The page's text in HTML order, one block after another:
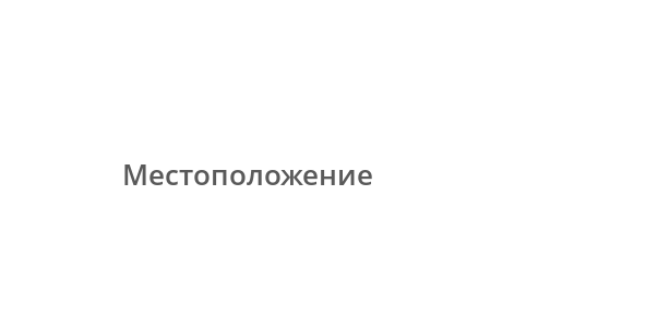
Местоположение